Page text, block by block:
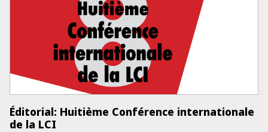
Éditorial: Huitième Conférence internationale
de la LCI